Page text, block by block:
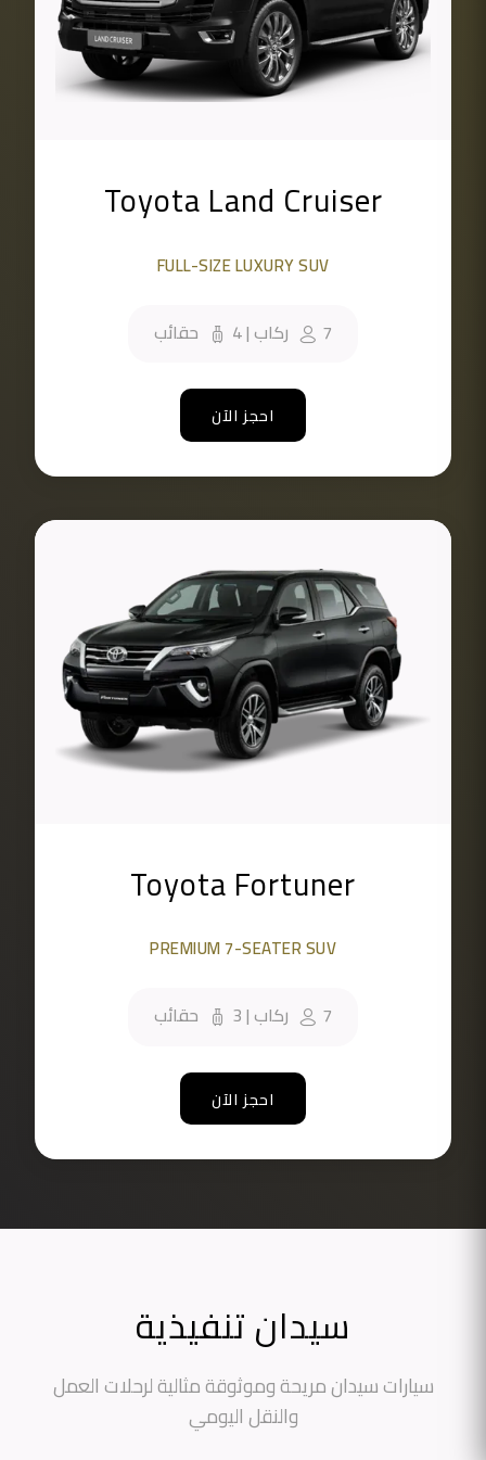
Toyota Land Cruiser
FULL-SIZE LUXURY SUV
7 ركاب|
4 حقائب
احجز الآن
Toyota Fortuner
PREMIUM 7-SEATER SUV
7 ركاب|
3 حقائب
احجز الآن
سيدان تنفيذية
سيارات سيدان مريحة وموثوقة مثالية لرحلات العمل
والنقل اليومي